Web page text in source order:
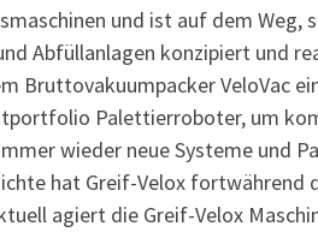
und ist auf dem Weg,
Abfüllanlagen konzipiert und
Bruttovakuumpacker VeloVac
Palettierroboter, um
wieder neue Systeme und
hat Greif-Velox fortwährend
agiert die Greif-Velox